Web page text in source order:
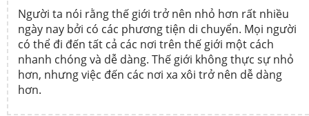
Người ta nói rằng thế giới trở nên nhỏ hơn rất nhiều
ngày nay bởi có các phương tiện di chuyển. Mọi người
có thể đi đến tất cả các nơi trên thế giới một cách
nhanh chóng và dễ dàng. Thế giới không thực sự nhỏ
hơn, nhưng việc đến các nơi xa xôi trở nên dễ dàng
hơn.